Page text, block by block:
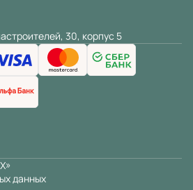
30, корпус 5
данных